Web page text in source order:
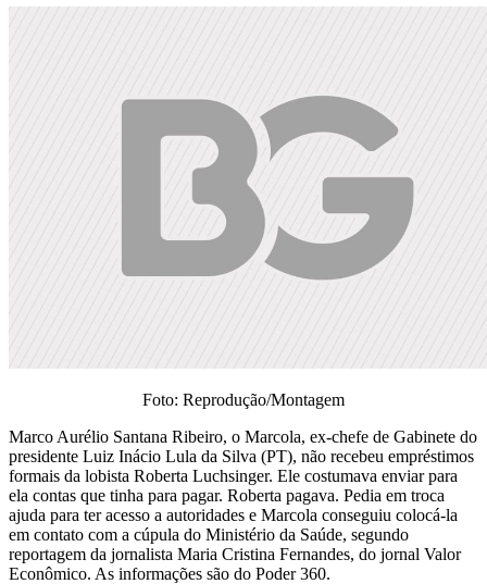
Foto: Reprodução/Montagem
Marco Aurélio Santana Ribeiro, o Marcola, ex-chefe de Gabinete do
presidente Luiz Inácio Lula da Silva (PT), não recebeu empréstimos
formais da lobista Roberta Luchsinger. Ele costumava enviar para
ela contas que tinha para pagar. Roberta pagava. Pedia em troca
ajuda para ter acesso a autoridades e Marcola conseguiu colocá-la
em contato com a cúpula do Ministério da Saúde, segundo
reportagem da jornalista Maria Cristina Fernandes, do jornal Valor
Econômico. As informações são do Poder 360.